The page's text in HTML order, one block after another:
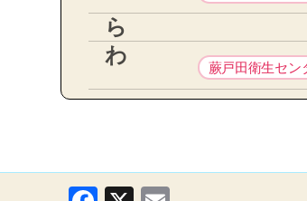
ら
わ
蕨戸田衛生セン